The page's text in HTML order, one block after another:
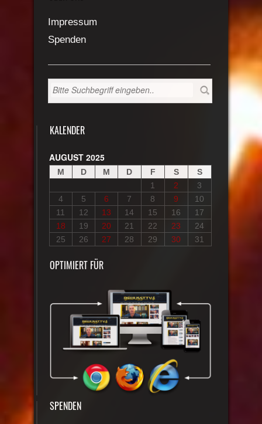
Impressum
Spenden
KALENDER
AUGUST 2025
M D M D F S
S
1
2
3
4
5 6 7 8 9
10
11
12 13 14 15 16
17
18
19 20 21 22 23
24
25
26 27 28 29 30 31
OPTIMIERT FÜR
SPENDEN